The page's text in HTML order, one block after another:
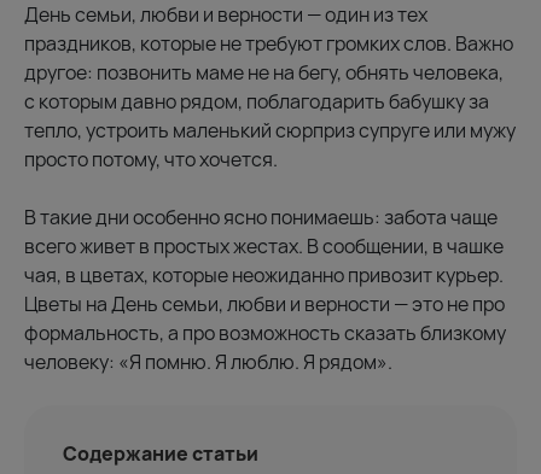
День семьи, любви и верности — один из тех
праздников, которые не требуют громких слов. Важно
другое: позвонить маме не на бегу, обнять человека,
с которым давно рядом, поблагодарить бабушку за
тепло, устроить маленький сюрприз супруге или мужу
просто потому, что хочется.
В такие дни особенно ясно понимаешь: забота чаще
всего живет в простых жестах. В сообщении, в чашке
чая, в цветах, которые неожиданно привозит курьер.
Цветы на День семьи, любви и верности — это не про
формальность, а про возможность сказать близкому
человеку: «Я помню. Я люблю. Я рядом».
Содержание статьи